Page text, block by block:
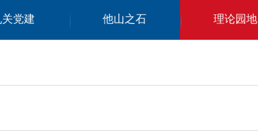
关党建 他山之石 理论园地